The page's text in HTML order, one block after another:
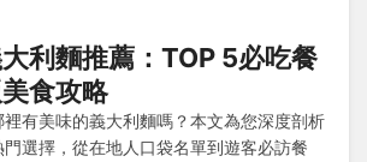
利麵推薦：TOP 5必吃餐
食攻略
有美味的義大利麵嗎？本文為您深度剖析
選擇，從在地人口袋名單到遊客必訪餐